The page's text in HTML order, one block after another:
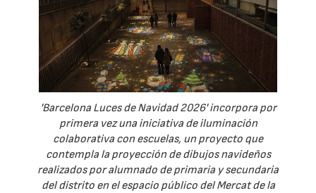
'Barcelona Luces de Navidad 2026' incorpora por
primera vez una iniciativa de iluminación
colaborativa con escuelas, un proyecto que
contempla la proyección de dibujos navideños
realizados por alumnado de primaria y secundaria
del distrito en el espacio público del Mercat de la